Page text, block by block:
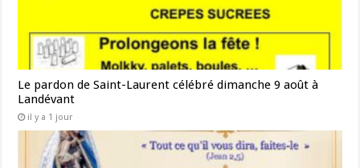
Le pardon de Saint-Laurent célébré dimanche 9 août à
Landévant
il y a 1 jour